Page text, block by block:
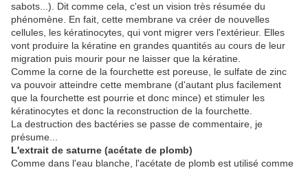
sabots...). Dit comme cela, c'est un vision très résumée du
phénomène. En fait, cette membrane va créer de nouvelles
cellules, les kératinocytes, qui vont migrer vers l'extérieur. Elles
vont produire la kératine en grandes quantités au cours de leur
migration puis mourir pour ne laisser que la kératine.
Comme la corne de la fourchette est poreuse, le sulfate de zinc
va pouvoir atteindre cette membrane (d'autant plus facilement
que la fourchette est pourrie et donc mince) et stimuler les
kératinocytes et donc la reconstruction de la fourchette.
La destruction des bactéries se passe de commentaire, je
présume...
L'extrait de saturne (acétate de plomb)
Comme dans l'eau blanche, l'acétate de plomb est utilisé comme